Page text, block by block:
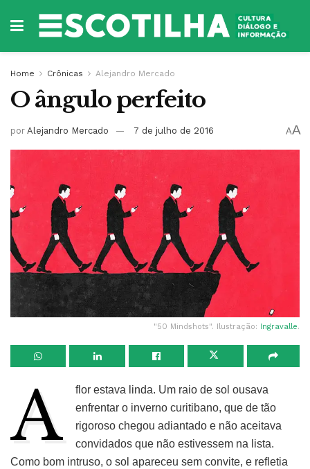
Home Crônicas Alejandro Mercado
O ângulo perfeito
por Alejandro Mercado 7 de julho de 2016 AA
"50 Mindshots". Ilustração: Ingravalle.
A
flor estava linda. Um raio de sol ousava
enfrentar o inverno curitibano, que de tão
rigoroso chegou adiantado e não aceitava
convidados que não estivessem na lista.
Como bom intruso, o sol apareceu sem convite, e refletia